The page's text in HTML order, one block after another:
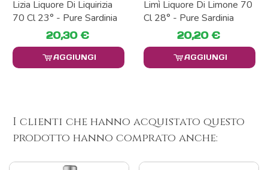
Lizia Liquore Di Liquirizia
70 Cl 23° - Pure Sardinia
20,30 €
AGGIUNGI
Limì Liquore Di Limone 70
Cl 28° - Pure Sardinia
20,20 €
AGGIUNGI
I clienti che hanno acquistato questo
prodotto hanno comprato anche: